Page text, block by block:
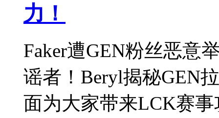
力！
Faker遭GEN粉丝恶意
谣者！Beryl揭秘GEN
面为大家带来LCK赛事